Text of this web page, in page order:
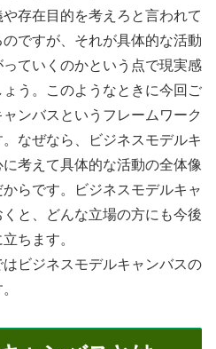
存在目的を考えろと言われて
ですが、それが具体的な活動
ていくのかという点で現実感
う。このようなときに今回ご
ンバスというフレームワーク
なぜなら、ビジネスモデルキ
考えて具体的な活動の全体像
らです。ビジネスモデルキャ
と、どんな立場の方にも今後
ちます。
ビジネスモデルキャンバスの